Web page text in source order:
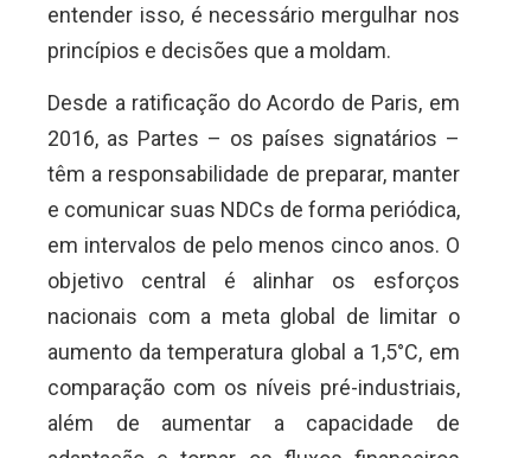
entender isso, é necessário mergulhar nos
princípios e decisões que a moldam.
Desde a ratificação do Acordo de Paris, em
2016, as Partes – os países signatários –
têm a responsabilidade de preparar, manter
e comunicar suas NDCs de forma periódica,
em intervalos de pelo menos cinco anos. O
objetivo central é alinhar os esforços
nacionais com a meta global de limitar o
aumento da temperatura global a 1,5°C, em
comparação com os níveis pré-industriais,
além de aumentar a capacidade de